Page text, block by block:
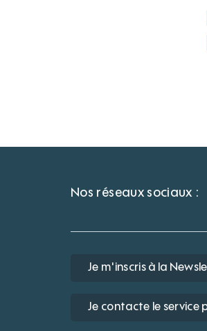
Nos réseaux sociaux :
Je m'inscris à la
Je contacte le service